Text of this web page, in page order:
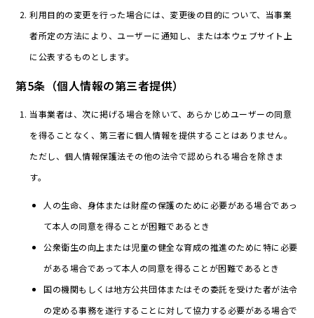
利用目的の変更を行った場合には、変更後の目的について、当事業
者所定の方法により、ユーザーに通知し、または本ウェブサイト上
に公表するものとします。
第5条（個人情報の第三者提供）
当事業者は、次に掲げる場合を除いて、あらかじめユーザーの同意
を得ることなく、第三者に個人情報を提供することはありません。
ただし、個人情報保護法その他の法令で認められる場合を除きま
す。
人の生命、身体または財産の保護のために必要がある場合であっ
て本人の同意を得ることが困難であるとき
公衆衛生の向上または児童の健全な育成の推進のために特に必要
がある場合であって本人の同意を得ることが困難であるとき
国の機関もしくは地方公共団体またはその委託を受けた者が法令
の定める事務を遂行することに対して協力する必要がある場合で